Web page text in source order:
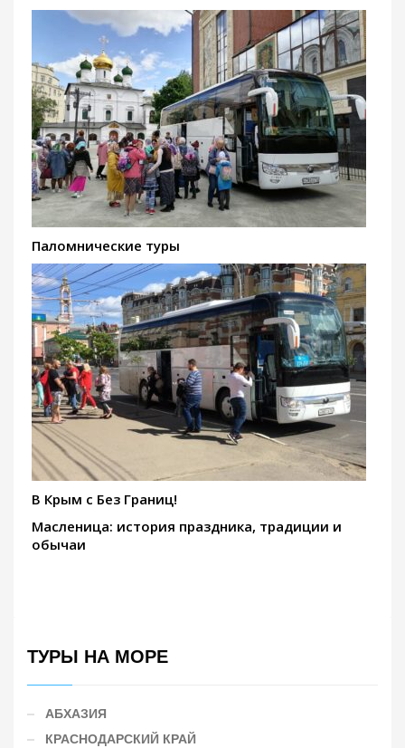
Паломнические туры
В Крым с Без Границ!
Масленица: история праздника, традиции и
обычаи
ТУРЫ НА МОРЕ
АБХАЗИЯ
КРАСНОДАРСКИЙ КРАЙ